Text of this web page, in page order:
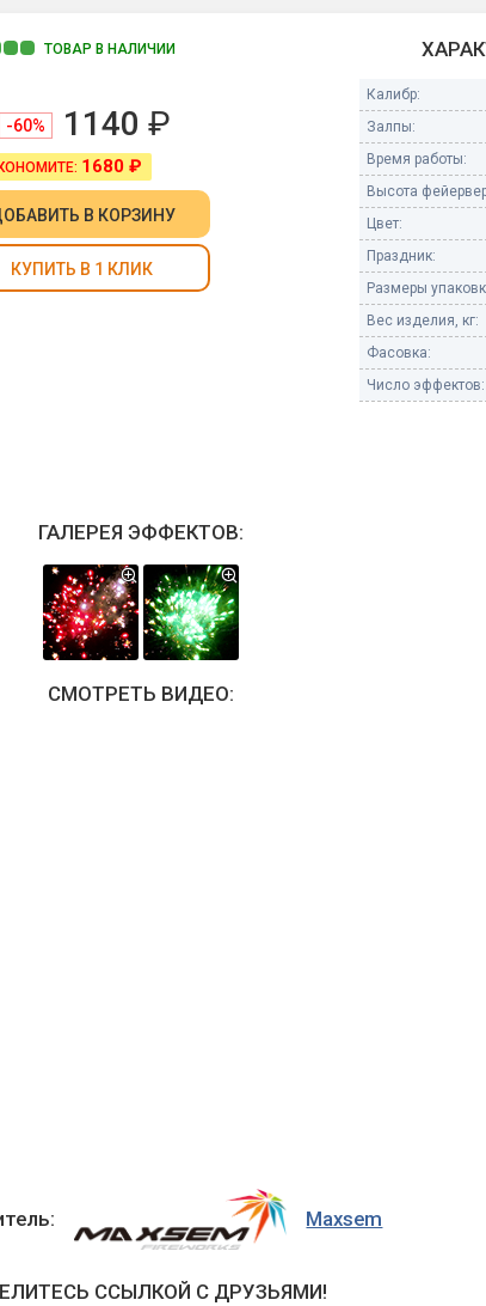
Бенгальские огни малые
Бенгальские огни большие
Фонтаны пиротехнические
Фонтаны в торт (холодные)
Фонтаны сценические (холодные)
ТОВАР В НАЛИЧИИ
-60% 1140 ₽
1680 ₽
В КОРЗИНУ
КУПИТЬ В 1 КЛИК
Калибр:
Залпы:
Время работы:
Высота
Цвет:
Праздник:
Размеры
Вес изделия, кг:
Фасовка:
Число эффектов:
ГАЛЕРЕЯ ЭФФЕКТОВ:
СМОТРЕТЬ ВИДЕО:
Maxsem
ССЫЛКОЙ С ДРУЗЬЯМИ!